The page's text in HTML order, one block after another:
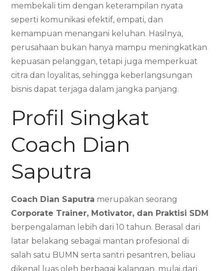
membekali tim dengan keterampilan nyata
seperti komunikasi efektif, empati, dan
kemampuan menangani keluhan. Hasilnya,
perusahaan bukan hanya mampu meningkatkan
kepuasan pelanggan, tetapi juga memperkuat
citra dan loyalitas, sehingga keberlangsungan
bisnis dapat terjaga dalam jangka panjang.
Profil Singkat
Coach Dian
Saputra
Coach Dian Saputra merupakan seorang
Corporate Trainer, Motivator, dan Praktisi SDM
berpengalaman lebih dari 10 tahun. Berasal dari
latar belakang sebagai mantan profesional di
salah satu BUMN serta santri pesantren, beliau
dikenal luas oleh berbagai kalangan, mulai dari